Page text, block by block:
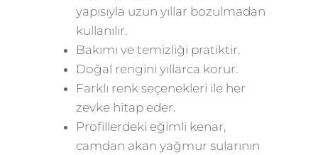
yapısıyla uzun yıllar bozulmadan
kullanılır.
Bakımı ve temizliği pratiktir.
Doğal rengini yıllarca korur.
Farklı renk seçenekleri ile her
zevke hitap eder.
Profillerdeki eğimli kenar,
camdan akan yağmur sularının